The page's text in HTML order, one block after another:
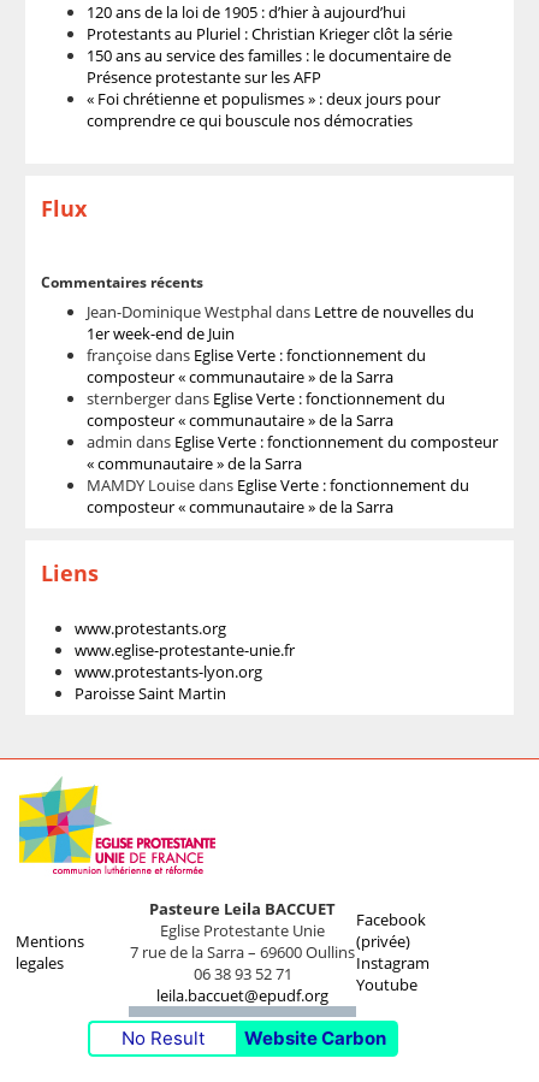
120 ans de la loi de 1905 : d’hier à aujourd’hui
Protestants au Pluriel : Christian Krieger clôt la série
150 ans au service des familles : le documentaire de
Présence protestante sur les AFP
« Foi chrétienne et populismes » : deux jours pour
comprendre ce qui bouscule nos démocraties
Flux
Commentaires récents
Jean-Dominique Westphaldans Lettre de nouvelles du
1er week-end de Juin
françoisedans Eglise Verte : fonctionnement du
composteur « communautaire » de la Sarra
sternbergerdans Eglise Verte : fonctionnement du
composteur « communautaire » de la Sarra
admin dans Eglise Verte : fonctionnement du composteur
« communautaire » de la Sarra
MAMDY Louisedans Eglise Verte : fonctionnement du
composteur « communautaire » de la Sarra
Liens
www.protestants.org
www.eglise-protestante-unie.fr
www.protestants-lyon.org
Paroisse Saint Martin
Mentions
legales
Pasteure Leila BACCUET
Eglise Protestante Unie
7 rue de la Sarra – 69600 Oullins
06 38 93 52 71
leila.baccuet@epudf.org
Facebook
(privée)
Instagram
Youtube
No Result Website Carbon